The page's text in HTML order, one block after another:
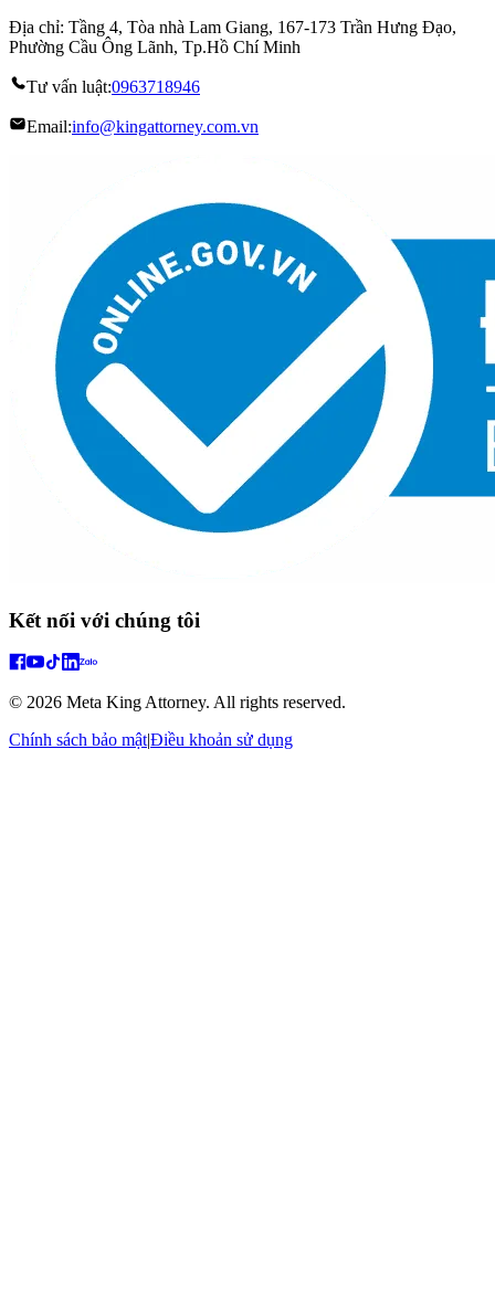
Địa chỉ: Tầng 4, Tòa nhà Lam Giang, 167-173 Trần Hưng Đạo,
Phường Cầu Ông Lãnh, Tp.Hồ Chí Minh
Tư vấn luật:0963718946
Email:info@kingattorney.com.vn
Kết nối với chúng tôi
© 2026 Meta King Attorney. All rights reserved.
Chính sách bảo mật|Điều khoản sử dụng